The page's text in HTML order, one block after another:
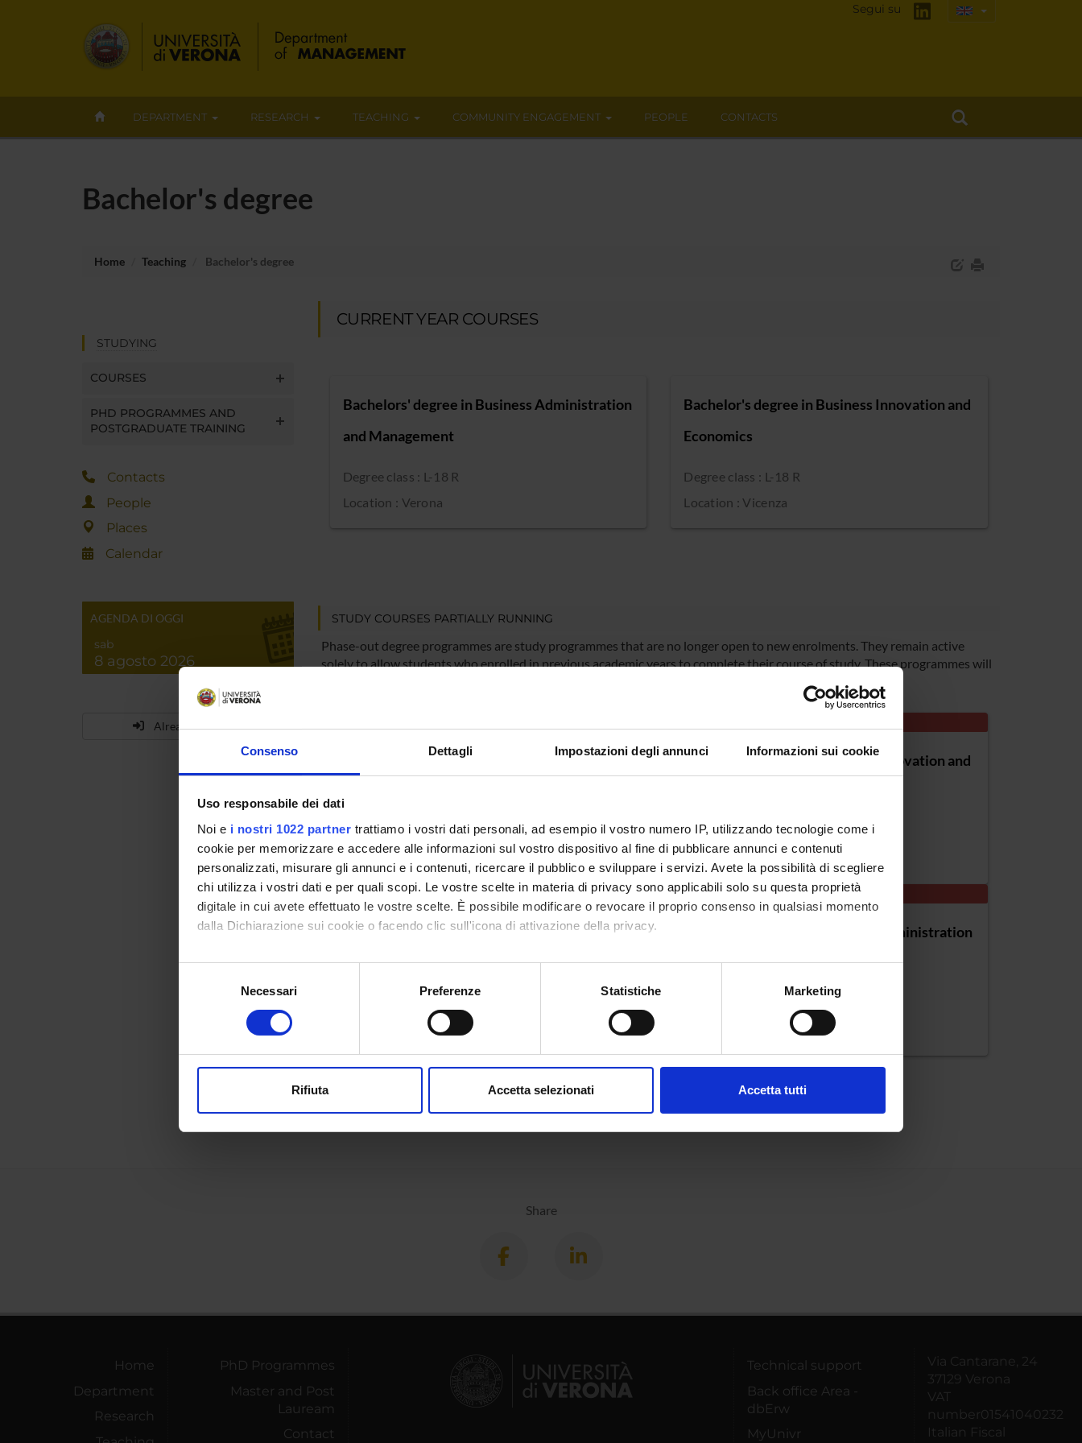
Consenso Dettagli Impostazioni degli annunci Informazioni sui cookie
Uso responsabile dei dati
Noi e i nostri 1022 partner trattiamo i vostri dati personali, ad esempio il vostro numero IP, utilizzando tecnologie come i
cookie per memorizzare e accedere alle informazioni sul vostro dispositivo al fine di pubblicare annunci e contenuti
personalizzati, misurare gli annunci e i contenuti, ricercare il pubblico e sviluppare i servizi. Avete la possibilità di scegliere
chi utilizza i vostri dati e per quali scopi. Le vostre scelte in materia di privacy sono applicabili solo su questa proprietà
digitale in cui avete effettuato le vostre scelte. È possibile modificare o revocare il proprio consenso in qualsiasi momento
dalla Dichiarazione sui cookie o facendo clic sull'icona di attivazione della privacy.
Con il tuo consenso, vorremmo anche:
raccogliere informazioni sulla tua posizione geografica, con un'approssimazione di qualche metro,
digitali).
modificare o ritirare il tuo consenso in qualsiasi momento dalla Dichiarazione sui cookie.
Necessari Preferenze Statistiche Marketing
Rifiuta Accetta selezionati Accetta tutti
Segui su
DEPARTMENT RESEARCH TEACHING COMMUNITY ENGAGEMENT PEOPLE CONTACTS
Bachelor's degree
Home Teaching Bachelor's degree
STUDYING
COURSES
PHD PROGRAMMES AND
POSTGRADUATE TRAINING
Contacts
People
Places
Calendar
AGENDA DI OGGI
sab
8 agosto 2026
Already enrolled?
CURRENT YEAR COURSES
Bachelors' degree in Business Administration
and Management
Degree class : L-18 R
Location : Verona
Bachelor's degree in Business Innovation and
Economics
Degree class : L-18 R
Location : Vicenza
STUDY COURSES PARTIALLY RUNNING
Phase-out degree programmes are study programmes that are no longer open to new enrolments. They remain active
solely to allow students who enrolled in previous academic years to complete their course of study. These programmes will
Bachelors' degree in Business Administration
Degree class: L-18
Location: Verona
Bachelor's degree in Business Innovation and
Degree class: L-18
Location: Vicenza
COURSE PARTIALLY RUNNING
Bachelor's degree in Business Administration
(Verona)
Location: Verona
COURSE PARTIALLY RUNNING
Bachelor's degree in Business Administration
(Vicenza)
Share
Home
Department
Research
PhD Programmes
Master and Post
Lauream
Contact
Technical support
Back office Area -
dbErw
MyUnivr
Via Cantarane, 24
37129 Verona
VAT
number01541040232
Italian Fiscal